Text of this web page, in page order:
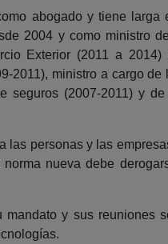
abogado y tiene larga
2004 y como ministro
Exterior (2011 a
2011), ministro a cargo
(2007-2011) y
las personas y las
nueva debe
y sus reuniones